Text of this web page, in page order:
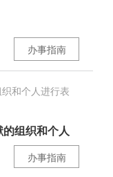
办事指南
和个人进行表
组织和个人
办事指南